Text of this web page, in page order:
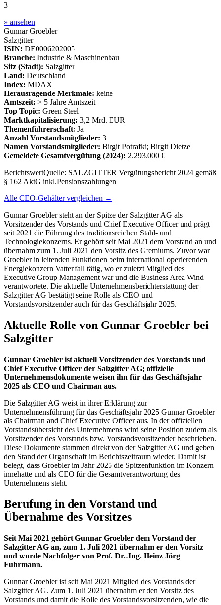
3
» ansehen
Gunnar Groebler
Salzgitter
ISIN: DE0006202005
Branche: Industrie & Maschinenbau
Sitz (Stadt): Salzgitter
Land: Deutschland
Index: MDAX
Herausragende Merkmale: keine
Amtszeit: > 5 Jahre Amtszeit
Top Topic: Green Steel
Marktkapitalisierung: 3,2 Mrd. EUR
Themenführerschaft: Ja
Anzahl Vorstandsmitglieder: 3
Namen Vorstandsmitglieder: Birgit Potrafki; Birgit Dietze
Gemeldete Gesamtvergütung (2024): 2.293.000 €
BerichtswertQuelle: SALZGITTER Vergütungsbericht 2024 gemäß
§ 162 AktG inkl.Pensionszahlungen
Alle CEO-Gehälter vergleichen →
Gunnar Groebler steht an der Spitze der Salzgitter AG als
Vorsitzender des Vorstands und Chief Executive Officer und prägt
seit 2021 die Führung des traditionsreichen Stahl- und
Technologiekonzerns. Er gehört seit Mai 2021 dem Vorstand an und
übernahm zum 1. Juli 2021 den Vorsitz des Gremiums. Zuvor war
Groebler in leitenden Funktionen beim international operierenden
Energiekonzern Vattenfall tätig, wo er zuletzt Mitglied des
Executive Group Management war und die Business Area Wind
verantwortete. Die aktuelle Unternehmensberichterstattung der
Salzgitter AG bestätigt seine Rolle als CEO und
Vorstandsvorsitzender auch für das Geschäftsjahr 2025.
Aktuelle Rolle von Gunnar Groebler bei
Salzgitter
Gunnar Groebler ist aktuell Vorsitzender des Vorstands und
Chief Executive Officer der Salzgitter AG; offizielle
Unternehmensdokumente weisen ihn für das Geschäftsjahr
2025 als CEO und Chairman aus.
Die Salzgitter AG weist in ihrer Erklärung zur
Unternehmensführung für das Geschäftsjahr 2025 Gunnar Groebler
als Chairman and Chief Executive Officer aus. In der offiziellen
Vorstandsübersicht des Unternehmens wird seine Position zudem als
Vorsitzender des Vorstands bzw. Vorstandsvorsitzender beschrieben.
Diese Dokumente stammen direkt von der Salzgitter AG und geben
den Stand der Organschaft im Berichtszeitraum wieder. Damit ist
belegt, dass Groebler im Jahr 2025 die Spitzenfunktion im Konzern
innehatte und als CEO für die Gesamtverantwortung des
Unternehmens steht.
Berufung in den Vorstand und
Übernahme des Vorsitzes
Seit Mai 2021 gehört Gunnar Groebler dem Vorstand der
Salzgitter AG an, zum 1. Juli 2021 übernahm er den Vorsitz
und wurde Nachfolger von Prof. Dr.-Ing. Heinz Jörg
Fuhrmann.
Gunnar Groebler ist seit Mai 2021 Mitglied des Vorstands der
Salzgitter AG. Zum 1. Juli 2021 übernahm er den Vorsitz des
Vorstands und damit die Rolle des Vorstandsvorsitzenden, wie die